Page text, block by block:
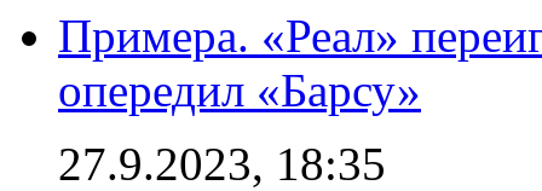
Примера. «Реал»
опередил «Барсу»
27.9.2023, 18:35